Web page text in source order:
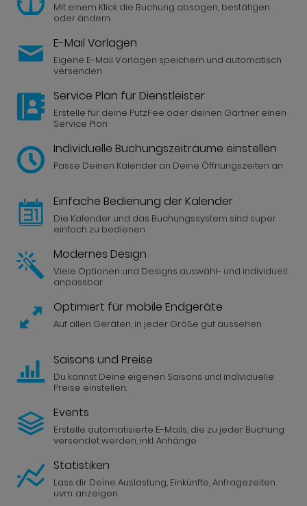
Mit einem Klick die Buchung absagen, bestätigen
oder ändern
E-Mail Vorlagen
Eigene E-Mail Vorlagen speichern und automatisch
versenden
Service Plan für Dienstleister
Erstelle für deine PutzFee oder deinen Gärtner einen
Service Plan
Individuelle Buchungszeiträume einstellen
Passe Deinen Kalender an Deine Öffnungszeiten an
Einfache Bedienung der Kalender
Die Kalender und das Buchungssystem sind super
einfach zu bedienen
Modernes Design
Viele Optionen und Designs auswähl- und individuell
anpassbar
Optimiert für mobile Endgeräte
Auf allen Geräten, in jeder Größe gut aussehen
Saisons und Preise
Du kannst Deine eigenen Saisons und individuelle
Preise einstellen.
Events
Erstelle automatisierte E-Mails, die zu jeder Buchung
versendet werden, inkl. Anhänge
Statistiken
Lass dir Deine Auslastung, Einkünfte, Anfragezeiten
uvm. anzeigen